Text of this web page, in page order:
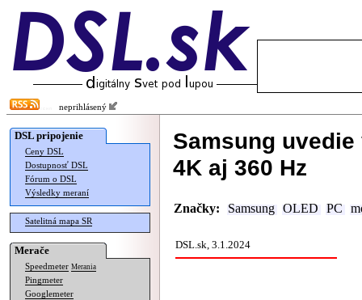
neprihlásený
DSL pripojenie
Ceny DSL
Dostupnosť DSL
Fórum o DSL
Výsledky meraní
Satelitná mapa SR
Merače
Speedmeter Merania
Pingmeter
Googlemeter
Samsung
4K aj 360 Hz
Značky: Samsung OLED PC
DSL.sk, 3.1.2024